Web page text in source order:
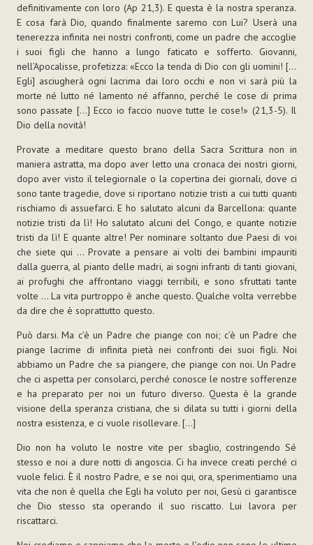
definitivamente con loro (Ap 21,3). E questa è la nostra speranza.
E cosa farà Dio, quando finalmente saremo con Lui? Userà una
tenerezza infinita nei nostri confronti, come un padre che accoglie
i suoi figli che hanno a lungo faticato e sofferto. Giovanni,
nell’Apocalisse, profetizza: «Ecco la tenda di Dio con gli uomini! […
Egli] asciugherà ogni lacrima dai loro occhi e non vi sarà più la
morte né lutto né lamento né affanno, perché le cose di prima
sono passate […] Ecco io faccio nuove tutte le cose!» (21,3-5). Il
Dio della novità!
Provate a meditare questo brano della Sacra Scrittura non in
maniera astratta, ma dopo aver letto una cronaca dei nostri giorni,
dopo aver visto il telegiornale o la copertina dei giornali, dove ci
sono tante tragedie, dove si riportano notizie tristi a cui tutti quanti
rischiamo di assuefarci. E ho salutato alcuni da Barcellona: quante
notizie tristi da lì! Ho salutato alcuni del Congo, e quante notizie
tristi da lì! E quante altre! Per nominare soltanto due Paesi di voi
che siete qui … Provate a pensare ai volti dei bambini impauriti
dalla guerra, al pianto delle madri, ai sogni infranti di tanti giovani,
ai profughi che affrontano viaggi terribili, e sono sfruttati tante
volte … La vita purtroppo è anche questo. Qualche volta verrebbe
da dire che è soprattutto questo.
Può darsi. Ma c’è un Padre che piange con noi; c’è un Padre che
piange lacrime di infinita pietà nei confronti dei suoi figli. Noi
abbiamo un Padre che sa piangere, che piange con noi. Un Padre
che ci aspetta per consolarci, perché conosce le nostre sofferenze
e ha preparato per noi un futuro diverso. Questa è la grande
visione della speranza cristiana, che si dilata su tutti i giorni della
nostra esistenza, e ci vuole risollevare. [...]
Dio non ha voluto le nostre vite per sbaglio, costringendo Sé
stesso e noi a dure notti di angoscia. Ci ha invece creati perché ci
vuole felici. È il nostro Padre, e se noi qui, ora, sperimentiamo una
vita che non è quella che Egli ha voluto per noi, Gesù ci garantisce
che Dio stesso sta operando il suo riscatto. Lui lavora per
riscattarci.